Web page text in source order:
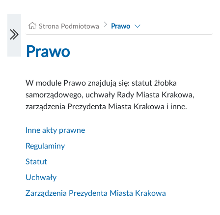
Strona Podmiotowa Prawo
Prawo
W module Prawo znajdują się: statut żłobka
samorządowego, uchwały Rady Miasta Krakowa,
zarządzenia Prezydenta Miasta Krakowa i inne.
Inne akty prawne
Regulaminy
Statut
Uchwały
Zarządzenia Prezydenta Miasta Krakowa